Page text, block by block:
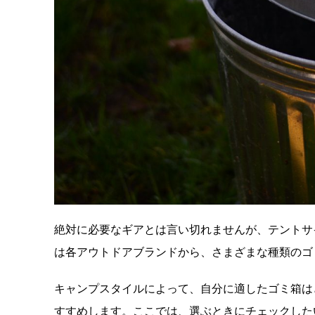
絶対に必要なギアとは言い切れませんが、テント
は各アウトドアブランドから、さまざまな種類の
キャンプスタイルによって、自分に適したゴミ箱
すすめします。ここでは、選ぶときにチェックし